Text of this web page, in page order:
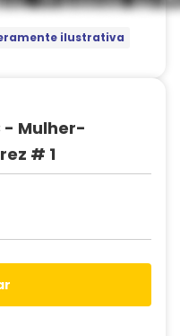
ilustrativa
- Mulher-
# 1